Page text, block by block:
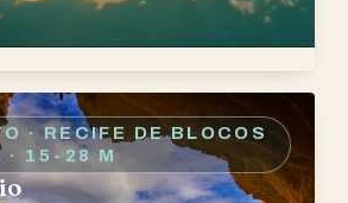
· RECIFE DE BLOCOS
· 15-28 M